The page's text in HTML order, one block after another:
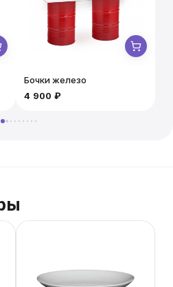
событии.
Бочки железо
4 900 ₽